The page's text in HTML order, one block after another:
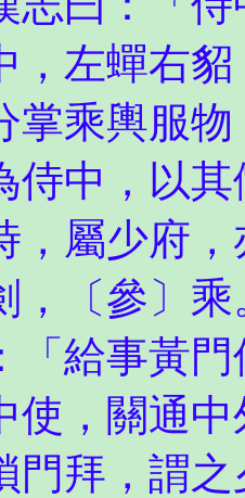
，左蟬右
掌乘輿服
侍中，以
，屬少府
，〔參〕
「給事黃
使，關通
門拜，謂